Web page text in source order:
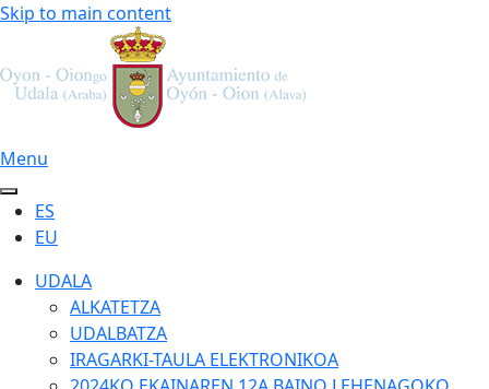
Skip to main content
Menu
ES
EU
UDALA
ALKATETZA
UDALBATZA
IRAGARKI-TAULA ELEKTRONIKOA